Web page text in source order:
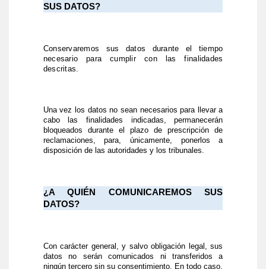
SUS DATOS?
Conservaremos sus datos durante el tiempo
necesario para cumplir con las finalidades
descritas.
Una vez los datos no sean necesarios para llevar a
cabo las finalidades indicadas, permanecerán
bloqueados durante el plazo de prescripción de
reclamaciones, para, únicamente, ponerlos a
disposición de las autoridades y los tribunales.
¿A QUIÉN COMUNICAREMOS SUS
DATOS?
Con carácter general, y salvo obligación legal, sus
datos no serán comunicados ni transferidos a
ningún tercero sin su consentimiento. En todo caso,